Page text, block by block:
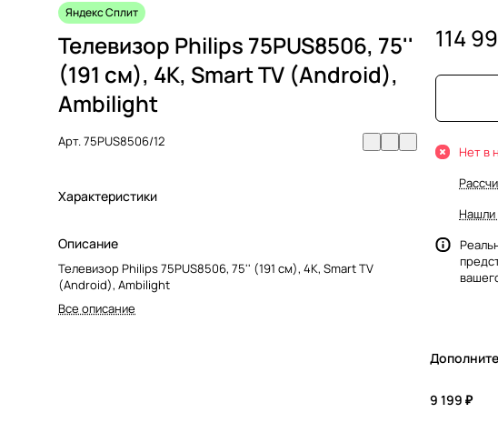
Яндекс Сплит
Телевизор Philips 75PUS8506, 75''
(191 см), 4K, Smart TV (Android),
Ambilight
Арт.75PUS8506/12
Характеристики
Описание
Телевизор Philips 75PUS8506, 75'' (191 см), 4K, Smart TV
(Android), Ambilight
Все описание
114
Нет в
Нашли
9 199 ₽